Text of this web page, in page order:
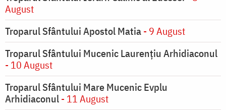
August
Troparul Sfântului Apostol Matia- 9 August
Troparul Sfântului Mucenic Laurențiu Arhidiaconul
- 10 August
Troparul Sfântului Mare Mucenic Evplu
Arhidiaconul- 11 August